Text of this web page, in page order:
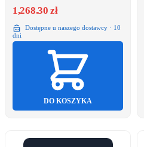
1,268.30 zł
Dostępne u naszego dostawcy · 10
dni
DO KOSZYKA